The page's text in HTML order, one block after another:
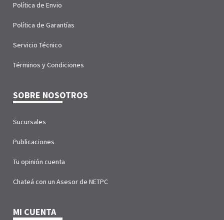
Política de Envio
Política de Garantías
Servicio Técnico
Términos y Condiciones
SOBRE NOSOTROS
Sucursales
Publicaciones
Tu opinión cuenta
Chateá con un Asesor de NETPC
MI CUENTA